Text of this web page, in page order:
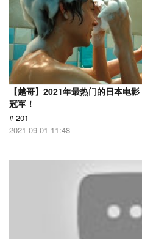
【越哥】2021年最热门的日本电
冠军！
# 201
2021-09-01 11:48